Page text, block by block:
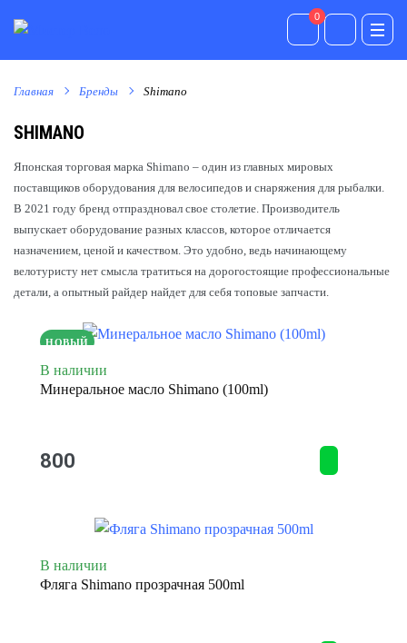
0
0
Главная Бренды Shimano
SHIMANO
Японская торговая марка Shimano – один из главных мировых
поставщиков оборудования для велосипедов и снаряжения для рыбалки.
В 2021 году бренд отпраздновал свое столетие. Производитель
выпускает оборудование разных классов, которое отличается
назначением, ценой и качеством. Это удобно, ведь начинающему
велотуристу нет смысла тратиться на дорогостоящие профессиональные
детали, а опытный райдер найдет для себя топовые запчасти.
НОВЫЙ
В наличии
Минеральное масло Shimano (100ml)
800
В наличии
Фляга Shimano прозрачная 500ml